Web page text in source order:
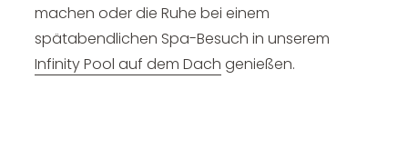
machen oder die Ruhe bei einem
spätabendlichen Spa-Besuch in unserem
Infinity Pool auf dem Dach genießen.